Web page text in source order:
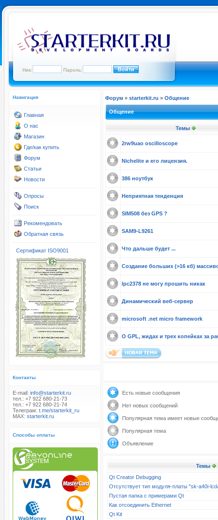
Ник: Пароль:
Навигация
Главная
О нас
Магазин
Где/как купить
Форум
Статьи
Новости
Опросы
Поиск
Рекомендовать
Обратная связь
Сертификат ISO9001
Контакты
E-mail: info@starterkit.ru
тел.: +7 922 680-21-73
тел.: +7 922 680-21-74
Телеграм: t.me/starterkit_ru
MAX: starterkit.ru
Способы оплаты
Форум » starterkit.ru » Общение
Общение
Темы
2rw9uao oscilloscope
Nichelite и его лицензия.
386 ноутбук
Неприятная тенденция
SIM508 без GPS ?
SAM9-L9261
Что дальше будет ...
Создание больших (>16 кб)
lpc2378 не могу прошить никак
Динамический веб-сервер
microsoft .net micro framework
О GPL, жидах и трех копейках за
Есть новые сообщения
Нет новых сообщений
Популярная тема имеет новые
Популярная тема
Объявление
Темы
Qt Creator Debugging
Отсутствует тип модуля-платы "sk-a40i-
Пустая папка с примерами Qt
Как отсоединить Ethernet
Qt Kit